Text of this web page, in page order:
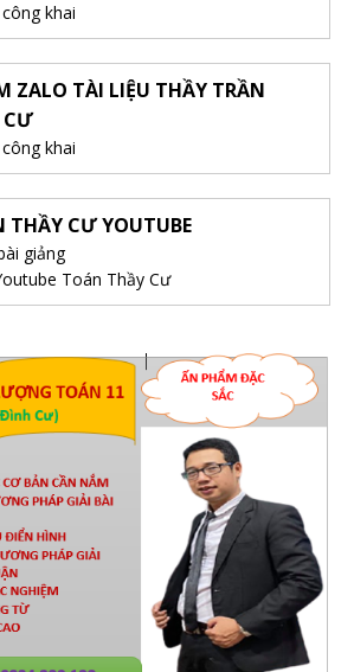
khai
ZALO TÀI LIỆU THẦY TRẦN
khai
THẦY CƯ YOUTUBE
giảng
Toán Thầy Cư